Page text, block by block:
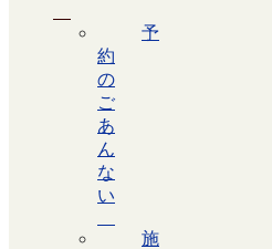
予
約
の
ご
あ
ん
な
い
施